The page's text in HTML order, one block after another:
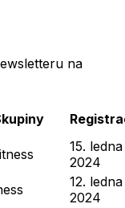
na
15. ledna
2024
12. ledna
2024